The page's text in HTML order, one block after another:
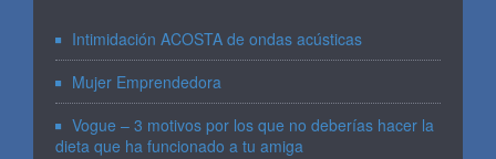
Intimidación ACOSTA de ondas acústicas
Mujer Emprendedora
Vogue – 3 motivos por los que no deberías hacer la
dieta que ha funcionado a tu amiga